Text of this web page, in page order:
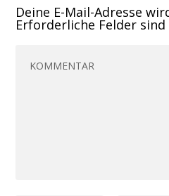
Deine E-Mail-Adresse
Erforderliche Felder